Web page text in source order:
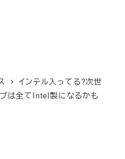
インテル入ってる?次世
は全てIntel製になるかも